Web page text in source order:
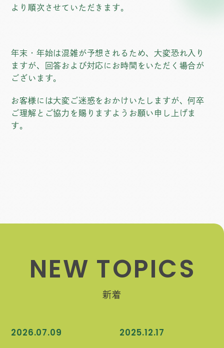
より順次させていただきます。
年末・年始は混雑が予想されるため、大変恐れ入り
ますが、回答および対応にお時間をいただく場合が
ございます。
お客様には大変ご迷惑をおかけいたしますが、何卒
ご理解とご協力を賜りますようお願い申し上げま
す。
NEW TOPICS
新着
2026.07.09 2025.12.17